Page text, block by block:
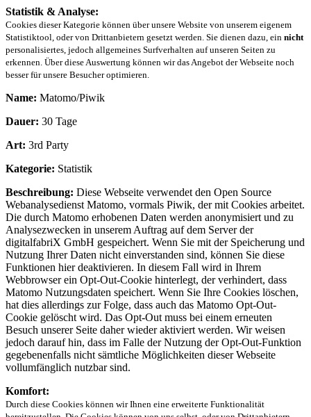
Statistik & Analyse:
Cookies dieser Kategorie können über unsere Website von unserem eigenem
Statistiktool, oder von Drittanbietern gesetzt werden. Sie dienen dazu, ein nicht
personalisiertes, jedoch allgemeines Surfverhalten auf unseren Seiten zu
erkennen. Über diese Auswertung können wir das Angebot der Webseite noch
besser für unsere Besucher optimieren.
Name: Matomo/Piwik
Dauer: 30 Tage
Art: 3rd Party
Kategorie: Statistik
Beschreibung: Diese Webseite verwendet den Open Source
Webanalysedienst Matomo, vormals Piwik, der mit Cookies arbeitet.
Die durch Matomo erhobenen Daten werden anonymisiert und zu
Analysezwecken in unserem Auftrag auf dem Server der
digitalfabriX GmbH gespeichert. Wenn Sie mit der Speicherung und
Nutzung Ihrer Daten nicht einverstanden sind, können Sie diese
Funktionen hier deaktivieren. In diesem Fall wird in Ihrem
Webbrowser ein Opt-Out-Cookie hinterlegt, der verhindert, dass
Matomo Nutzungsdaten speichert. Wenn Sie Ihre Cookies löschen,
hat dies allerdings zur Folge, dass auch das Matomo Opt-Out-
Cookie gelöscht wird. Das Opt-Out muss bei einem erneuten
Besuch unserer Seite daher wieder aktiviert werden. Wir weisen
jedoch darauf hin, dass im Falle der Nutzung der Opt-Out-Funktion
gegebenenfalls nicht sämtliche Möglichkeiten dieser Webseite
vollumfänglich nutzbar sind.
Komfort:
Durch diese Cookies können wir Ihnen eine erweiterte Funktionalität